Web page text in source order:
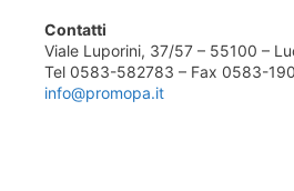
Contatti
Viale Luporini, 37/57 – 55100 –
Tel 0583-582783 – Fax 0583-
info@promopa.it